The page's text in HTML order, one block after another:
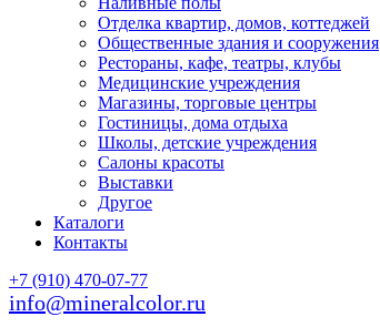
Отделка квартир, домов, коттеджей
Общественные здания и сооружения
Рестораны, кафе, театры, клубы
Медицинские учреждения
Магазины, торговые центры
Гостиницы, дома отдыха
Школы, детские учреждения
Салоны красоты
Выставки
Другое
Каталоги
Контакты
+7 (910) 470-07-77
info@mineralcolor.ru